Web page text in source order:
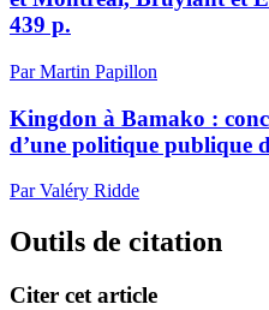
439 p.
Par Martin Papillon
Kingdon à Bamako :
d’une politique publique
Par Valéry Ridde
Outils de citation
Citer cet article